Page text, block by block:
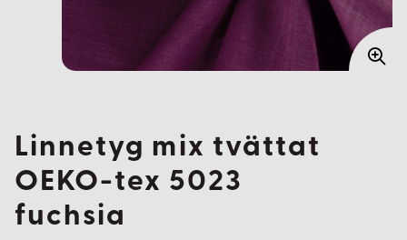
Linnetyg mix tvättat
OEKO-tex 5023
fuchsia